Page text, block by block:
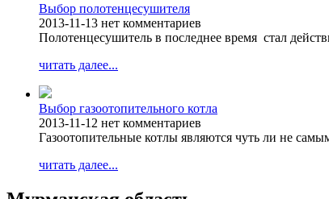
Выбор полотенцесушителя
2013-11-13 нет комментариев
Полотенцесушитель в последнее время стал
читать далее...
Выбор газоотопительного котла
2013-11-12 нет комментариев
Газоотопительные котлы являются чуть ли не
читать далее...